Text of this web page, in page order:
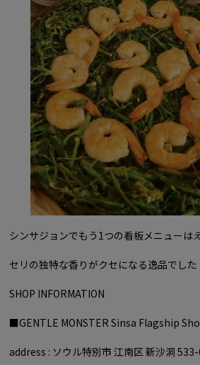
シンサジョンでもう1つの看板メニューは
セリの独特な香りがクセになる逸品でした
SHOP INFORMATION
■GENTLE MONSTER Sinsa Flagship
address : ソウル特別市 江南区 新沙洞